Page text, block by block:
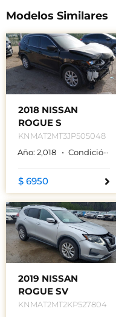
Modelos Similares
2018 NISSAN
ROGUE S
KNMAT2MT3JP505048
Año: 2,018 Condición:
$ 6950
2019 NISSAN
ROGUE SV
KNMAT2MT2KP527804